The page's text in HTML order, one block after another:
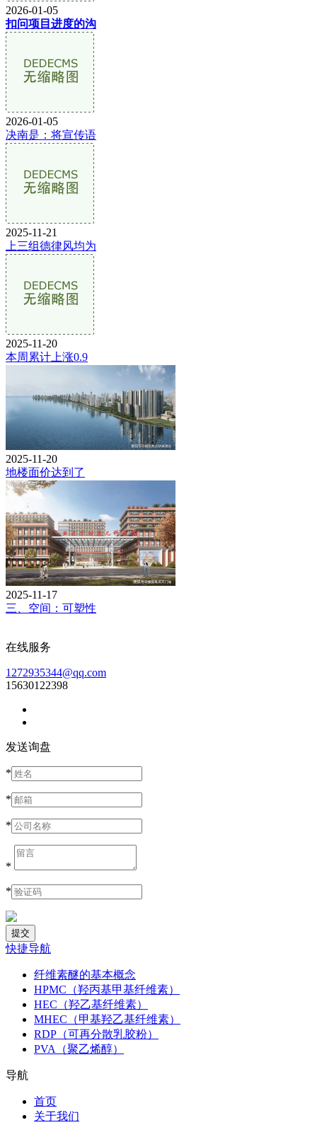
2026-01-05
扣问项目进度的沟
2026-01-05
决南是：将宣传语
2025-11-21
上三组德律风均为
2025-11-20
本周累计上涨0.9
2025-11-20
地楼面价达到了
2025-11-17
三、空间：可塑性
在线服务
1272935344@qq.com
15630122398
发送询盘
*
*
*
*
*
快捷导航
纤维素醚的基本概念
HPMC（羟丙基甲基纤维素）
HEC（羟乙基纤维素）
MHEC（甲基羟乙基纤维素）
RDP（可再分散乳胶粉）
PVA（聚乙烯醇）
导航
首页
关于我们